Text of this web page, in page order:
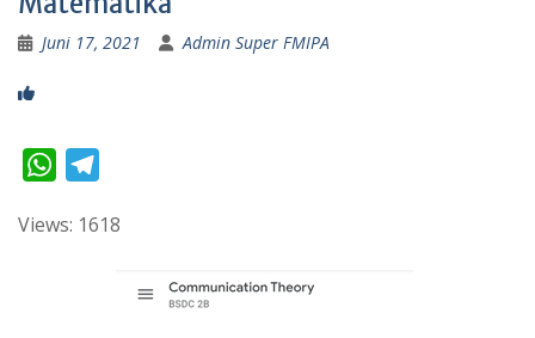
Juni 17, 2021 Admin Super FMIPA
W
a
l
Views: 1618